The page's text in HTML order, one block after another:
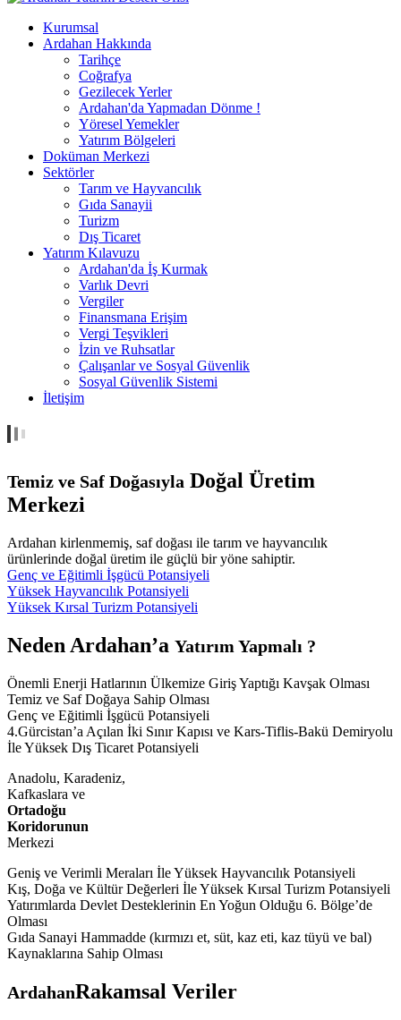
Kurumsal
Ardahan Hakkında
Tarihçe
Coğrafya
Gezilecek Yerler
Ardahan'da Yapmadan Dönme !
Yöresel Yemekler
Yatırım Bölgeleri
Doküman Merkezi
Sektörler
Tarım ve Hayvancılık
Gıda Sanayii
Turizm
Dış Ticaret
Yatırım Kılavuzu
Ardahan'da İş Kurmak
Varlık Devri
Vergiler
Finansmana Erişim
Vergi Teşvikleri
İzin ve Ruhsatlar
Çalışanlar ve Sosyal Güvenlik
Sosyal Güvenlik Sistemi
İletişim
Temiz ve Saf Doğasıyla Doğal Üretim
Merkezi
Ardahan kirlenmemiş, saf doğası ile tarım ve hayvancılık
ürünlerinde doğal üretim ile güçlü bir yöne sahiptir.
Genç ve Eğitimli İşgücü Potansiyeli
Yüksek Hayvancılık Potansiyeli
Yüksek Kırsal Turizm Potansiyeli
Neden Ardahan’a Yatırım Yapmalı ?
Önemli Enerji Hatlarının Ülkemize Giriş Yaptığı Kavşak Olması
Temiz ve Saf Doğaya Sahip Olması
Genç ve Eğitimli İşgücü Potansiyeli
4.Gürcistan’a Açılan İki Sınır Kapısı ve Kars-Tiflis-Bakü Demiryolu
İle Yüksek Dış Ticaret Potansiyeli
Anadolu, Karadeniz,
Kafkaslara ve
Ortadoğu
Koridorunun
Merkezi
Geniş ve Verimli Meraları İle Yüksek Hayvancılık Potansiyeli
Kış, Doğa ve Kültür Değerleri İle Yüksek Kırsal Turizm Potansiyeli
Yatırımlarda Devlet Desteklerinin En Yoğun Olduğu 6. Bölge’de
Olması
Gıda Sanayi Hammadde (kırmızı et, süt, kaz eti, kaz tüyü ve bal)
Kaynaklarına Sahip Olması
ArdahanRakamsal Veriler